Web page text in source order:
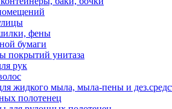
фены
бумаги
покрытий унитаза
рук
жидкого мыла, мыла-пены и
полотенец